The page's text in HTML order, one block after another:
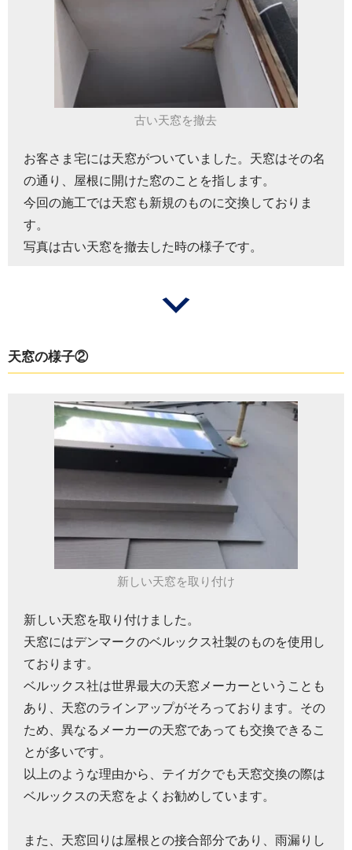
古い天窓を撤去
お客さま宅には天窓がついていました。天窓はその名
の通り、屋根に開けた窓のことを指します。
今回の施工では天窓も新規のものに交換しておりま
す。
写真は古い天窓を撤去した時の様子です。
天窓の様子②
新しい天窓を取り付け
新しい天窓を取り付けました。
天窓にはデンマークのベルックス社製のものを使用し
ております。
ベルックス社は世界最大の天窓メーカーということも
あり、天窓のラインアップがそろっております。その
ため、異なるメーカーの天窓であっても交換できるこ
とが多いです。
以上のような理由から、テイガクでも天窓交換の際は
ベルックスの天窓をよくお勧めしています。
また、天窓回りは屋根との接合部分であり、雨漏りし